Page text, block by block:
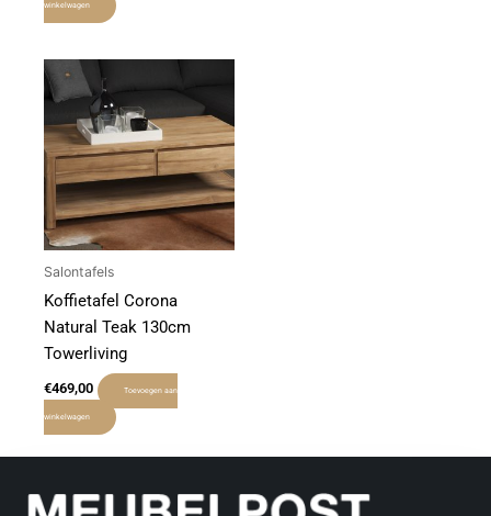
winkelwagen
Salontafels
Koffietafel Corona
Natural Teak 130cm
Towerliving
€469,00 Toevoegen aan
winkelwagen